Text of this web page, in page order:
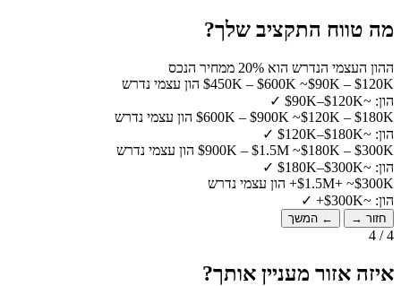
מה טווח התקציב שלך?
ההון העצמי הנדרש הוא 20% ממחיר הנכס
$450K – $600K ~$90K – $120K הון עצמי נדרש
הון: ~$90K–$120K
✓
$600K – $900K ~$120K – $180K הון עצמי נדרש
הון: ~$120K–$180K
✓
$900K – $1.5M ~$180K – $300K הון עצמי נדרש
הון: ~$180K–$300K
✓
$1.5M+ ~$300K+ הון עצמי נדרש
הון: ~$300K+
✓
חזור → ← המשך
4 / 4
איזה אזור מעניין אותך?